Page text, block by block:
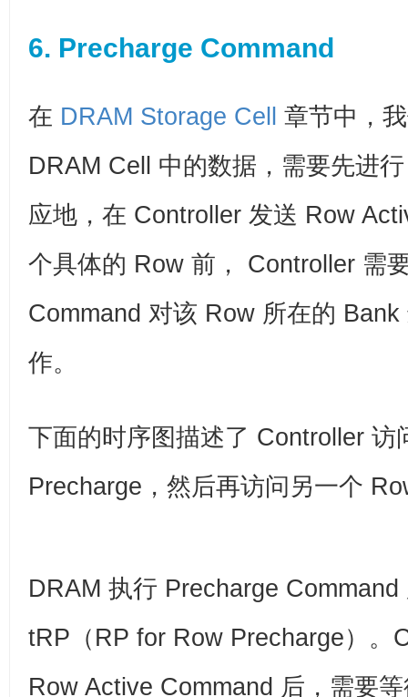
6. Precharge Command
在 DRAM Storage Cell
章节中，
DRAM Cell 中的数据，需要先进
应地，在 Controller 发送 Row
个具体的 Row 前， Controller 需
Command 对该 Row 所在的
作。
下面的时序图描述了 Controller 访
Precharge，然后再访问另一个
DRAM 执行 Precharge
tRP（RP for Row Precharge）。
Row Active Command 后，需要